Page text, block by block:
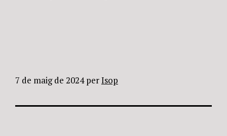
7 de maig de 2024 perIsop